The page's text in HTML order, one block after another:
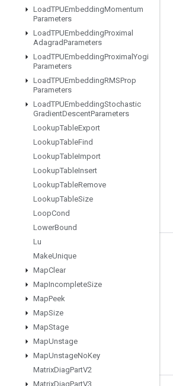
LoadTPUEmbeddingMomentum
Parameters
LoadTPUEmbeddingProximal
AdagradParameters
LoadTPUEmbeddingProximal Yogi
Parameters
LoadTPUEmbeddingRMSProp
Parameters
LoadTPUEmbeddingStochastic
GradientDescentParameters
LookupTableExport
LookupTableFind
LookupTableImport
LookupTableInsert
LookupTableRemove
LookupTableSize
LoopCond
LowerBound
Lu
MakeUnique
MapClear
MapIncompleteSize
MapPeek
MapSize
MapStage
MapUnstage
MapUnstageNoKey
MatrixDiagPartV2
MatrixDiagPartV3
Мы в социальных сетях
Блог
Форум
GitHub
Twitter
YouTube